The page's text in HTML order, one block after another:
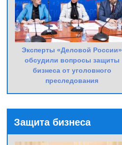
Эксперты «Деловой России»
обсудили вопросы защиты
бизнеса от уголовного
преследования
Защита бизнеса